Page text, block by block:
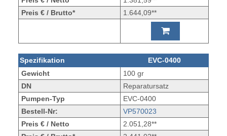
Preis € / Brutto*
1.644,09**
Spezifikation
EVC-0400
Gewicht
100 gr
DN
Reparatursatz
Pumpen-Typ
EVC-0400
Bestell-Nr:
VP570023
Preis € / Netto
2.051,28**